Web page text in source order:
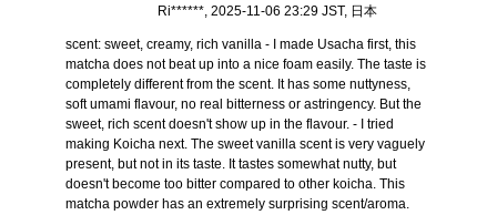
Ri******, 2025-11-06 23:29 JST, 日本
scent: sweet, creamy, rich vanilla - I made Usacha first, this
matcha does not beat up into a nice foam easily. The taste is
completely different from the scent. It has some nuttyness,
soft umami flavour, no real bitterness or astringency. But the
sweet, rich scent doesn't show up in the flavour. - I tried
making Koicha next. The sweet vanilla scent is very vaguely
present, but not in its taste. It tastes somewhat nutty, but
doesn't become too bitter compared to other koicha. This
matcha powder has an extremely surprising scent/aroma.